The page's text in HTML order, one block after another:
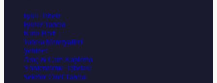
Işıklı Tabela
Işıksız Tabela
Kutu Harf
Tabela Materyalleri
Şehirler
Araç & Cam Kaplama
Yönlendirme Tabelası
Sektöre Özel Tabela